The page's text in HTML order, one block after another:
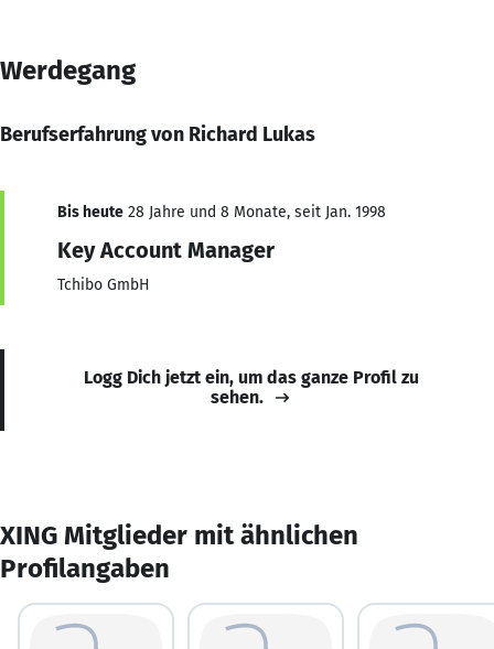
Werdegang
Berufserfahrung von Richard Lukas
Bis heute 28 Jahre und 8 Monate, seit Jan. 1998
Key Account Manager
Tchibo GmbH
Logg Dich jetzt ein, um das ganze Profil zu
sehen.
XING Mitglieder mit ähnlichen
Profilangaben